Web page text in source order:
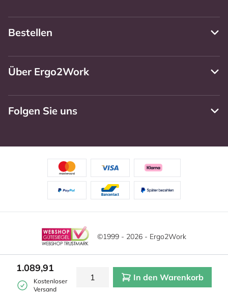
1.089,91
Kostenloser
Versand
In den Warenkorb
Bestellen
Über Ergo2Work
Folgen Sie uns
©1999 - 2026 - Ergo2Work
Haftungsausschluss
Allgemeine Geschäftsbedingungen
Cookie-Einstellungen
Diese Website verwendet Cookies. Lesen Sie unsere
Datenschutzerklärung für weitere Informationen.Mehr
|Verstecken